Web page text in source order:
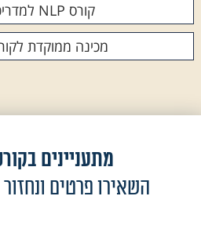
קורס NLP למדריכי רכיבה
מכינה ממוקדת
מתעניינים
השאירו פרטים